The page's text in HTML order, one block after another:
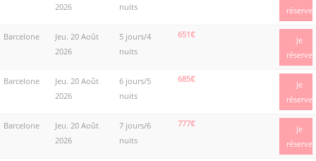
2026
nuits
réserve
Barcelone
Jeu. 20 Août
2026
5 jours/4
nuits
651€
Je
réserve
Barcelone
Jeu. 20 Août
2026
6 jours/5
nuits
685€
Je
réserve
Barcelone
Jeu. 20 Août
2026
7 jours/6
nuits
777€
Je
réserve